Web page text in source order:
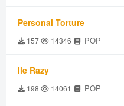
Personal Torture
157 14346 POP
Ile Razy
198 14061 POP